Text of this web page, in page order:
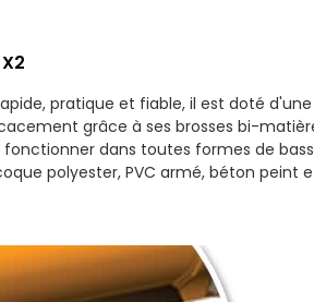
pratique et fiable, il est doté
grâce à ses brosses bi-
dans toutes formes de
polyester, PVC armé, béton peint